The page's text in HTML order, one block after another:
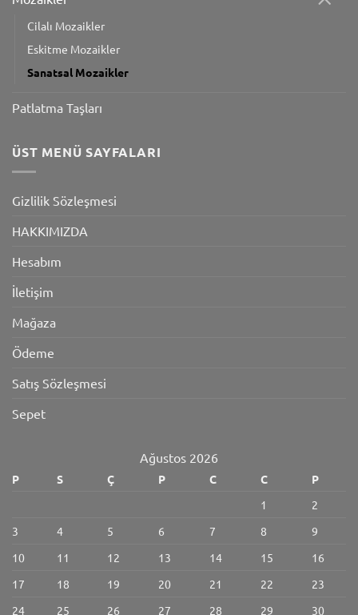
Cilalı Mozaikler
Eskitme Mozaikler
Sanatsal Mozaikler
Patlatma Taşları
ÜST MENÜ SAYFALARI
Gizlilik Sözleşmesi
HAKKIMIZDA
Hesabım
İletişim
Mağaza
Ödeme
Satış Sözleşmesi
Sepet
Ağustos 2026
P S Ç P C C
P
1
2
3
4 5 6 7 8
9
10
11 12 13 14 15
16
17
18 19 20 21 22
23
24
25 26 27 28 29 30